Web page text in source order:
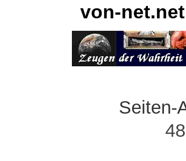
von-net.net
Seiten-